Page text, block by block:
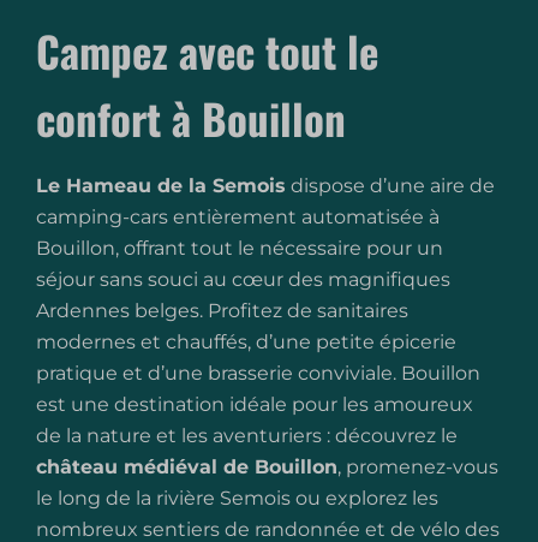
Campez avec tout le
confort à Bouillon
Le Hameau de la Semois dispose d’une aire de
camping-cars entièrement automatisée à
Bouillon, offrant tout le nécessaire pour un
séjour sans souci au cœur des magnifiques
Ardennes belges. Profitez de sanitaires
modernes et chauffés, d’une petite épicerie
pratique et d’une brasserie conviviale. Bouillon
est une destination idéale pour les amoureux
de la nature et les aventuriers : découvrez le
château médiéval de Bouillon, promenez-vous
le long de la rivière Semois ou explorez les
nombreux sentiers de randonnée et de vélo des